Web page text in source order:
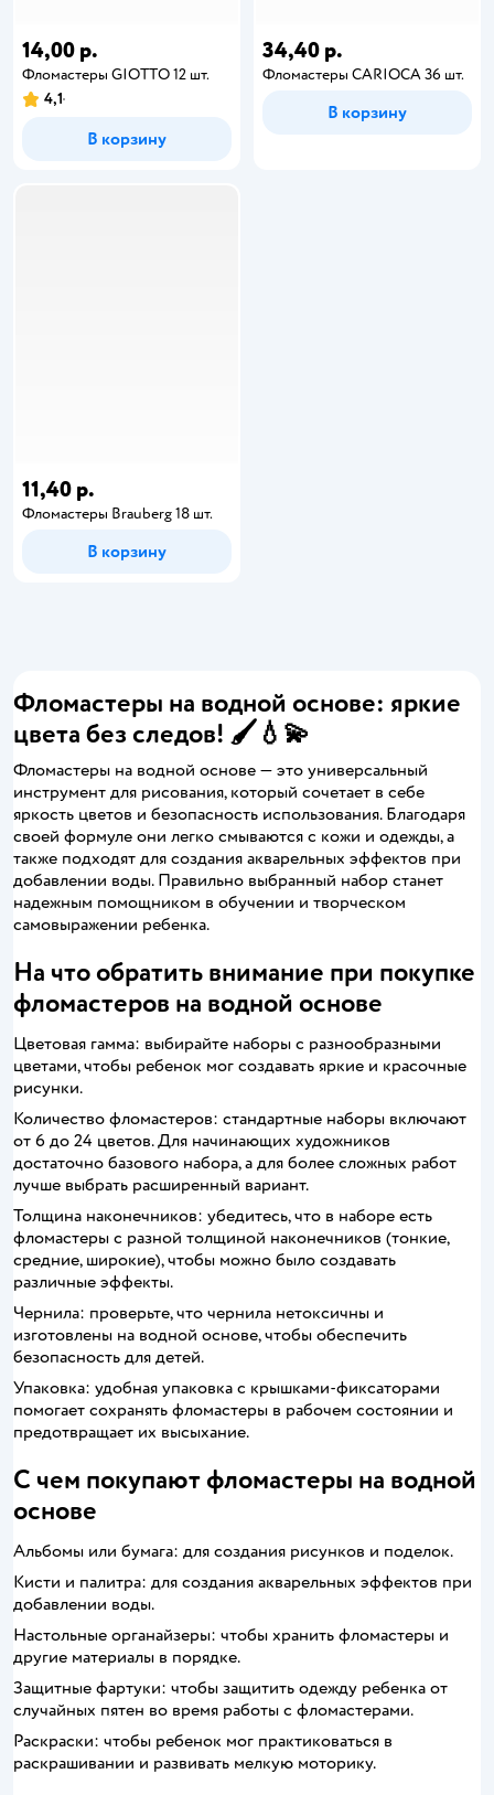
14,00 р.
Фломастеры GIOTTO 12 шт.
4,1
В корзину
34,40 р.
Фломастеры CARIOCA 36 шт.
В корзину
11,40 р.
Фломастеры Brauberg 18 шт.
В корзину
Фломастеры на водной основе: яркие
цвета без следов! 🖌️💧💫
Фломастеры на водной основе — это универсальный
инструмент для рисования, который сочетает в себе
яркость цветов и безопасность использования. Благодаря
своей формуле они легко смываются с кожи и одежды, а
также подходят для создания акварельных эффектов при
добавлении воды. Правильно выбранный набор станет
надежным помощником в обучении и творческом
самовыражении ребенка.
На что обратить внимание при покупке
фломастеров на водной основе
Цветовая гамма: выбирайте наборы с разнообразными
цветами, чтобы ребенок мог создавать яркие и красочные
рисунки.
Количество фломастеров: стандартные наборы включают
от 6 до 24 цветов. Для начинающих художников
достаточно базового набора, а для более сложных работ
лучше выбрать расширенный вариант.
Толщина наконечников: убедитесь, что в наборе есть
фломастеры с разной толщиной наконечников (тонкие,
средние, широкие), чтобы можно было создавать
различные эффекты.
Чернила: проверьте, что чернила нетоксичны и
изготовлены на водной основе, чтобы обеспечить
безопасность для детей.
Упаковка: удобная упаковка с крышками-фиксаторами
помогает сохранять фломастеры в рабочем состоянии и
предотвращает их высыхание.
С чем покупают фломастеры на водной
основе
Альбомы или бумага: для создания рисунков и поделок.
Кисти и палитра: для создания акварельных эффектов при
добавлении воды.
Настольные органайзеры: чтобы хранить фломастеры и
другие материалы в порядке.
Защитные фартуки: чтобы защитить одежду ребенка от
случайных пятен во время работы с фломастерами.
Раскраски: чтобы ребенок мог практиковаться в
раскрашивании и развивать мелкую моторику.